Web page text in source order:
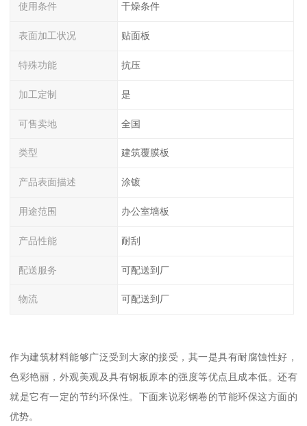
使用条件 干燥条件
表面加工状况 贴面板
特殊功能 抗压
加工定制 是
可售卖地 全国
类型 建筑覆膜板
产品表面描述 涂镀
用途范围 办公室墙板
产品性能 耐刮
配送服务 可配送到厂
物流 可配送到厂
作为建筑材料能够广泛受到大家的接受，其一是具有耐腐蚀性好，
色彩艳丽，外观美观及具有钢板原本的强度等优点且成本低。还有
就是它有一定的节约环保性。下面来说彩钢卷的节能环保这方面的
优势。